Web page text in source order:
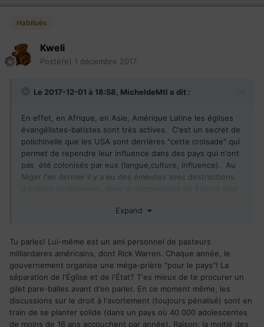
Habitués
Kweli
Posté(e) 1 décembre 2017
Le 2017-12-01 à 18:58, MicheldeMtl a dit :
En effet, en Afrique, en Asie, Amérique Latine les églises
évangélistes-batistes sont très actives. C'est un secret de
polichinelle que les USA sont derrières "cette croisade" qui
permet de rependre leur influence dans des pays qui n'ont
pas été colonisés par eux (langue,culture, influence). Au
Niger l'an dernier il y a eu des émeutes avec destructions
batistes et non pas catholiques. Ils sont prosélytes et se
anti-belge. Ces églises sont la bienvenue dans le New
Rwanda.
Expand
Tu parles! Lui-même est un ami personnel de pasteurs
milliardaires américains, dont Rick Warren. Chaque année, le
gouvernement organise une méga-prière "pour le pays"! La
séparation de l'Église et de l'État? T'es mieux de te procurer un
gilet pare-balles avant d'en parler. En ce moment même, les
discussions sur le droit à l'avortement (toujours pénalisé) sont en
train de se planter solide (dans un pays où 40 000 adolescentes
de moins de 16 ans accouchent par année). Raison: la moitié des